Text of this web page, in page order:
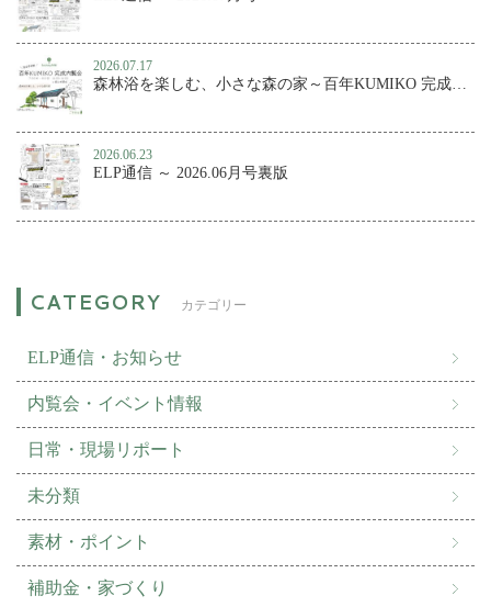
2026.07.17
森林浴を楽しむ、小さな森の家～百年KUMIKO 完成内覧会
2026.06.23
ELP通信 ～ 2026.06月号裏版
カテゴリー
ELP通信・お知らせ
内覧会・イベント情報
日常・現場リポート
未分類
素材・ポイント
補助金・家づくり